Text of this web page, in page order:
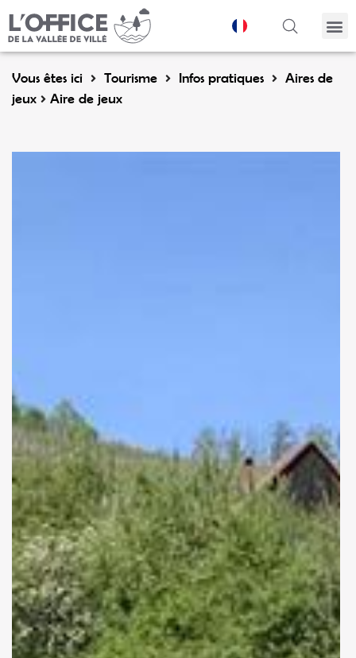
Vous êtes ici Tourisme Infos pratiques
Aires de
jeux
Aire de jeux
Panneau de gestion des cookies